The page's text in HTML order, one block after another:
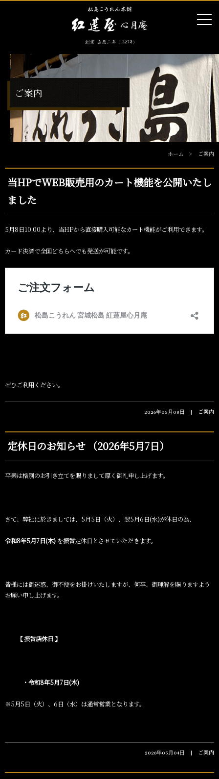
ご案内
ホーム ご案内
当HPでWEB販売用のカート機能を公開いたし
ました
5月8日10:00より、当HPから直接購入可能なカート機能がご利用できます。
カード決済で全国どちらへでも発送が可能です。
ぜひご利用ください。
2026年05月08日 ご案内
定休日のお知らせ （2026年5月7日）
平素は格別のお引き立てを賜りまして厚く御礼申し上げます。
さて、弊社に於きましては、5月5日（火）、翌5月6日(水)が休日の為、
令和8年5月7日(木) を振替定休日とさせていただきます。
皆様には御迷惑、御不便をお掛けいたしますが、何卒、御理解を賜りますよう
お願い申し上げます。
【振替店休日】
・令和8年5月7日(木)
※5月5日（火）、6日（水）は通常営業となります。
2026年05月04日 ご案内